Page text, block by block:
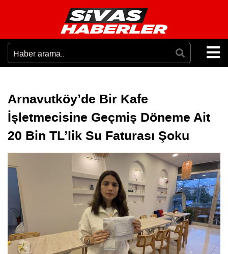
Arnavutköy’de Bir Kafe
İşletmecisine Geçmiş Döneme Ait
20 Bin TL’lik Su Faturası Şoku